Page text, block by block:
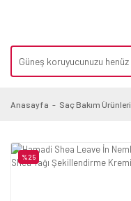
Anasayfa Saç Bakım Ürünleri
%25